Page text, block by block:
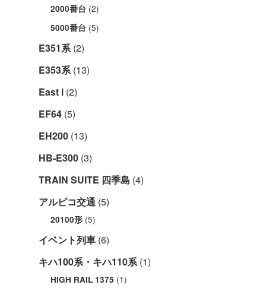
2000番台 (2)
5000番台 (5)
E351系(2)
E353系(13)
East i (2)
EF64 (5)
EH200 (13)
HB-E300 (3)
TRAIN SUITE 四季島 (4)
アルピコ交通 (5)
20100形 (5)
イベント列車 (6)
キハ100系・キハ110系(1)
HIGH RAIL 1375 (1)